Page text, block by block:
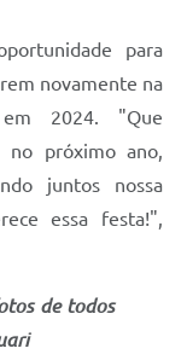
para
novamente na
em 2024. "Que
no próximo ano,
juntos nossa
essa festa!",
de todos